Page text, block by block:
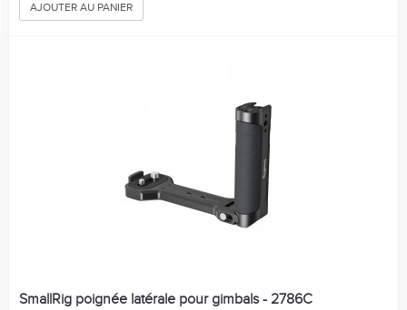
AJOUTER AU PANIER
SmallRig poignée latérale pour gimbals - 2786C